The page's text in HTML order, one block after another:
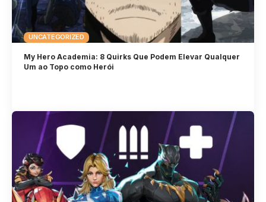
UNCATEGORIZED
My Hero Academia: 8 Quirks Que Podem Elevar Qualquer
Um ao Topo como Herói